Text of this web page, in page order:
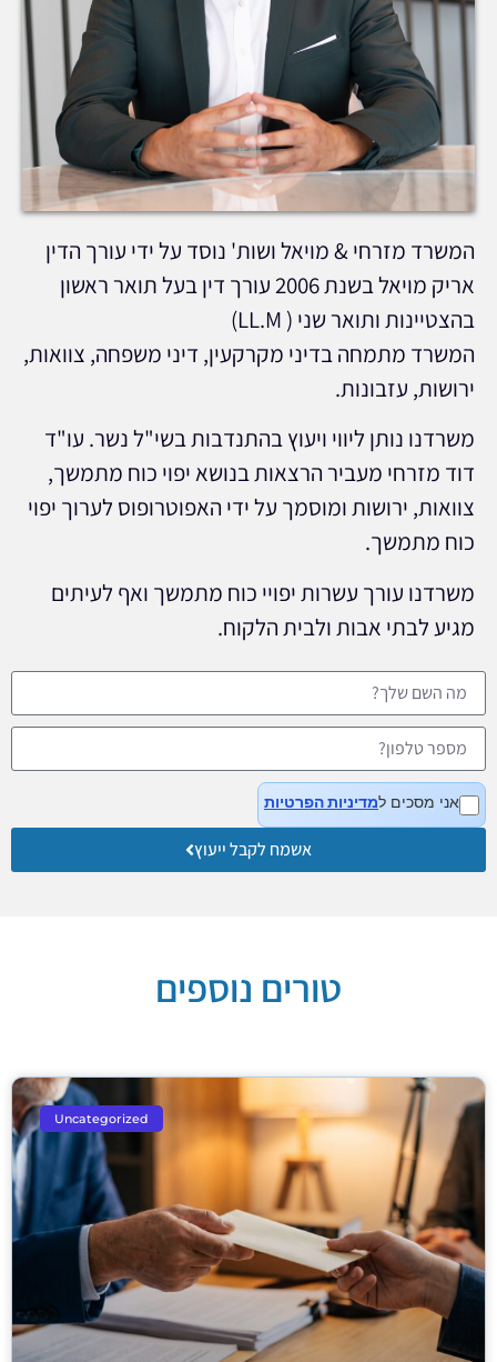
המשרד מזרחי & מויאל ושות' נוסד על ידי עורך הדין
אריק מויאל בשנת 2006 עורך דין בעל תואר ראשון
בהצטיינות ותואר שני ( LL.M)
המשרד מתמחה בדיני מקרקעין, דיני משפחה, צוואות,
ירושות, עזבונות.
משרדנו נותן ליווי ויעוץ בהתנדבות בשי"ל נשר. עו"ד
דוד מזרחי מעביר הרצאות בנושא יפוי כוח מתמשך,
צוואות, ירושות ומוסמך על ידי האפוטרופוס לערוך יפוי
כוח מתמשך.
משרדנו עורך עשרות יפויי כוח מתמשך ואף לעיתים
מגיע לבתי אבות ולבית הלקוח.
אני מסכים למדיניות הפרטיות
אשמח לקבל ייעוץ
טורים נוספים
Uncategorized